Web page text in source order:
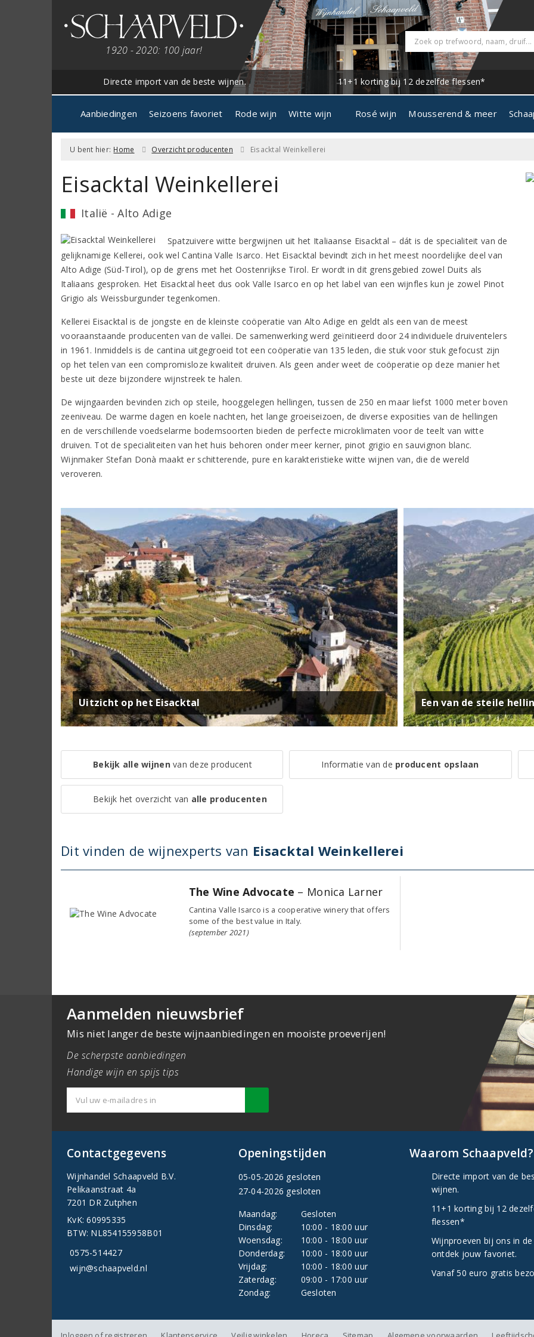
1920 - 2020: 100 jaar!
Directe import van de beste wijnen. 11+1 korting bij 12 dezelfde flessen*
Aanbiedingen Seizoens favoriet Rode wijn Witte wijn Rosé wijn Mousserend & meer
U bent hier: Home Overzicht producenten Eisacktal Weinkellerei
Eisacktal Weinkellerei
Italië - Alto Adige
Spatzuivere witte bergwijnen uit het Italiaanse Eisacktal – dát is de specialiteit van de
gelijknamige Kellerei, ook wel Cantina Valle Isarco. Het Eisacktal bevindt zich in het meest noordelijke deel van
Alto Adige (Süd-Tirol), op de grens met het Oostenrijkse Tirol. Er wordt in dit grensgebied zowel Duits als
Italiaans gesproken. Het Eisacktal heet dus ook Valle Isarco en op het label van een wijnfles kun je zowel Pinot
Grigio als Weissburgunder tegenkomen.
Kellerei Eisacktal is de jongste en de kleinste coöperatie van Alto Adige en geldt als een van de meest
vooraanstaande producenten van de vallei. De samenwerking werd geïnitieerd door 24 individuele druiventelers
in 1961. Inmiddels is de cantina uitgegroeid tot een coöperatie van 135 leden, die stuk voor stuk gefocust zijn
op het telen van een compromisloze kwaliteit druiven. Als geen ander weet de coöperatie op deze manier het
beste uit deze bijzondere wijnstreek te halen.
De wijngaarden bevinden zich op steile, hooggelegen hellingen, tussen de 250 en maar liefst 1000 meter boven
zeeniveau. De warme dagen en koele nachten, het lange groeiseizoen, de diverse exposities van de hellingen
en de verschillende voedselarme bodemsoorten bieden de perfecte microklimaten voor de teelt van witte
druiven. Tot de specialiteiten van het huis behoren onder meer kerner, pinot grigio en sauvignon blanc.
Wijnmaker Stefan Donà maakt er schitterende, pure en karakteristieke witte wijnen van, die de wereld
veroveren.
Uitzicht op het Eisacktal Een van de steile
Bekijk alle wijnenvan deze producent Informatie van de producent opslaan
Bekijk het overzicht van alle producenten
Dit vinden de wijnexperts van Eisacktal Weinkellerei
The Wine Advocate – Monica Larner
Cantina Valle Isarco is a cooperative winery that offers
some of the best value in Italy.
(september 2021)
Aanmelden nieuwsbrief
Mis niet langer de beste wijnaanbiedingen en mooiste proeverijen!
De scherpste aanbiedingen
Handige wijn en spijs tips
Contactgegevens
Wijnhandel Schaapveld B.V.
Pelikaanstraat 4a
7201 DR Zutphen
KvK: 60995335
BTW: NL854155958B01
0575-514427
wijn@schaapveld.nl
Openingstijden
05-05-2026 gesloten
27-04-2026 gesloten
Maandag:
Gesloten
Dinsdag:
10:00 - 18:00 uur
Woensdag:
10:00 - 18:00 uur
Donderdag:
10:00 - 18:00 uur
Vrijdag:
10:00 - 18:00 uur
Zaterdag:
09:00 - 17:00 uur
Zondag:
Gesloten
Waarom Schaapveld?
Directe import van de
wijnen.
11+1 korting bij 12
flessen*
Wijnproeven bij ons in de
ontdek jouw favoriet.
Vanaf 50 euro gratis